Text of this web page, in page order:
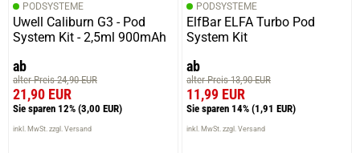
Die Bewertung erfolgte ohne Abgabe eines Kommentars
11.04.2025 — via
Trustedshops.de
carsten m.
verifizierter Onlinekauf.
PODSYSTEME
Uwell Caliburn G3 - Pod
System Kit - 2,5ml 900mAh
ab
alter Preis 24,90 EUR
21,90 EUR
Sie sparen 12% (3,00 EUR)
inkl. MwSt. zzgl. Versand
PODSYSTEME
ElfBar ELFA Turbo Pod
System Kit
ab
alter Preis 13,90 EUR
11,99 EUR
Sie sparen 14% (1,91 EUR)
inkl. MwSt. zzgl. Versand